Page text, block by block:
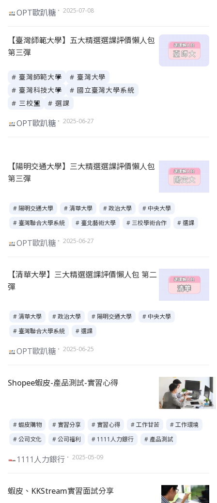
OPT歐趴糖 ・ 2025-07-08
【臺灣師範大學】五大精選選課評價懶人包
第三彈
# 臺灣師範大學
# 臺灣大學
# 臺灣科技大學
# 國立臺灣大學系統
# 三校盟
# 選課
OPT歐趴糖 ・ 2025-06-27
【陽明交通大學】三大精選選課評價懶人包
第三彈
# 陽明交通大學 # 清華大學 # 政治大學
# 中央大學
# 臺灣聯合大學系統
# 臺北藝術大學 # 三校學術合作 # 選課
OPT歐趴糖 ・ 2025-06-27
【清華大學】三大精選選課評價懶人包 第二
彈
# 清華大學 # 政治大學 # 陽明交通大學
# 中央大學
# 臺灣聯合大學系統
# 選課
OPT歐趴糖 ・ 2025-06-25
Shopee蝦皮-產品測試-實習心得
# 蝦皮購物 # 實習分享 # 實習心得 # 工作甘苦
# 工作環境
# 公司文化
# 公司福利 # 1111人力銀行 # 產品測試
1111人力銀行 ・ 2025-05-09
蝦皮、KKStream實習面試分享